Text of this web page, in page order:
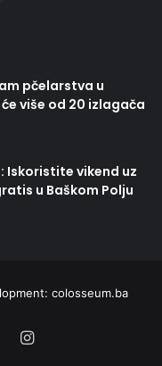
pčelarstva u
više od 20 izlagača
Iskoristite vikend uz
u Baškom Polju
colosseum.ba
YouTubeInstagram